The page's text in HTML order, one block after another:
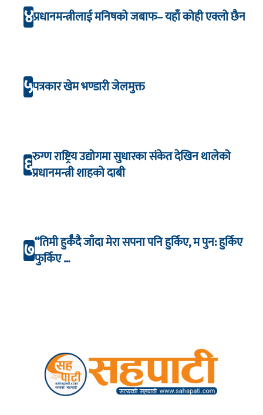
४प्रधानमन्त्रीलाई मनिषको जबाफ– यहाँ कोही एक्लो छैन
५पत्रकार खेम भण्डारी जेलमुक्त
६रुग्ण राष्ट्रिय उद्योगमा सुधारका संकेत देखिन थालेको
प्रधानमन्त्री शाहको दाबी
७“तिमी हुर्कँदै जाँदा मेरा सपना पनि हुर्किए, म पुन: हुर्किए
फुर्किए …